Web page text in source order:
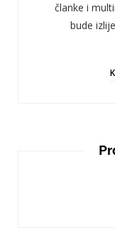
članke i
bude